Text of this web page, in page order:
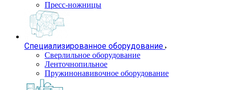
Пресс-ножницы
Специализированное оборудование
Сверлильное оборудование
Ленточнопильное
Пружинонавивочное оборудование